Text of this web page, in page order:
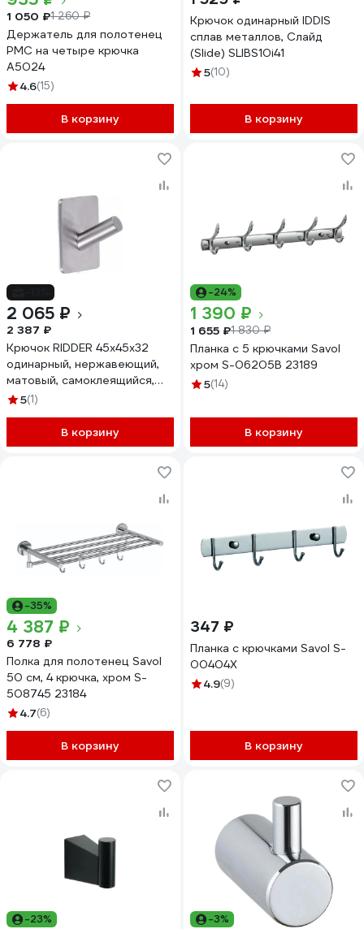
1 050 ₽1 260 ₽
Держатель для полотенец
РМС на четыре крючка
A5024
4.6(15)
В корзину
Крючок одинарный IDDIS
сплав металлов, Слайд
(Slide) SLIBS10i41
5(10)
В корзину
2 065 ₽
2 387 ₽
Крючок RIDDER 45x45x32
одинарный, нержавеющий,
матовый, самоклеящийся,
2шт. 131040700
5(1)
В корзину
-24%
1 390 ₽
1 655 ₽1 830 ₽
Планка с 5 крючками Savol
хром S-06205B 23189
5(14)
В корзину
-35%
4 387 ₽
6 778 ₽
Полка для полотенец Savol
50 см, 4 крючка, хром S-
508745 23184
4.7(6)
В корзину
347 ₽
Планка с крючками Savol S-
00404X
4.9(9)
В корзину
-23% -3%